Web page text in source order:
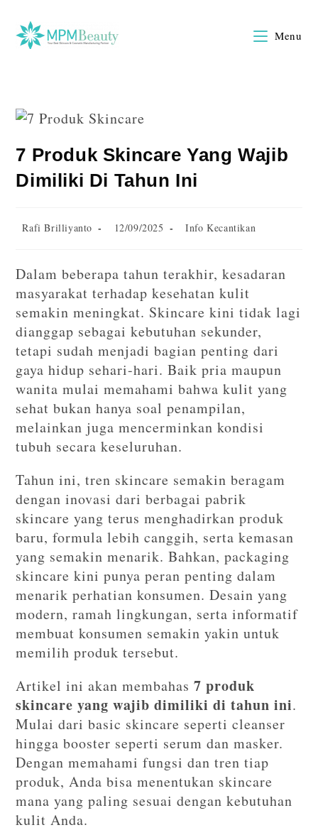
Menu
7 Produk Skincare Yang Wajib
Dimiliki Di Tahun Ini
Rafi Brilliyanto 12/09/2025 Info Kecantikan
Dalam beberapa tahun terakhir, kesadaran
masyarakat terhadap kesehatan kulit
semakin meningkat. Skincare kini tidak lagi
dianggap sebagai kebutuhan sekunder,
tetapi sudah menjadi bagian penting dari
gaya hidup sehari-hari. Baik pria maupun
wanita mulai memahami bahwa kulit yang
sehat bukan hanya soal penampilan,
melainkan juga mencerminkan kondisi
tubuh secara keseluruhan.
Tahun ini, tren skincare semakin beragam
dengan inovasi dari berbagai pabrik
skincare yang terus menghadirkan produk
baru, formula lebih canggih, serta kemasan
yang semakin menarik. Bahkan, packaging
skincare kini punya peran penting dalam
menarik perhatian konsumen. Desain yang
modern, ramah lingkungan, serta informatif
membuat konsumen semakin yakin untuk
memilih produk tersebut.
Artikel ini akan membahas7 produk
skincare yang wajib dimiliki di tahun ini.
Mulai dari basic skincare seperti cleanser
hingga booster seperti serum dan masker.
Dengan memahami fungsi dan tren tiap
produk, Anda bisa menentukan skincare
mana yang paling sesuai dengan kebutuhan
kulit Anda.